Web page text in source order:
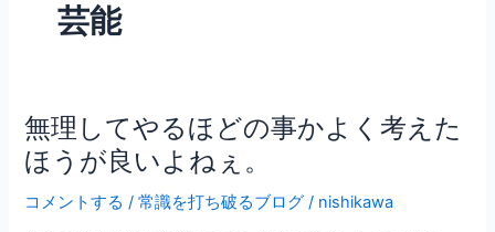
芸能
無理してやるほどの事かよく考えた
ほうが良いよねぇ。
コメントする /常識を打ち破るブログ / nishikawa
無
理
し
て